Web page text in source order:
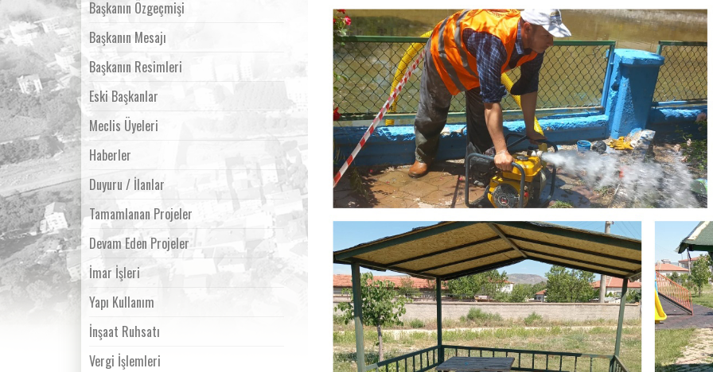
Başkanın Özgeçmişi
Başkanın Mesajı
Başkanın Resimleri
Eski Başkanlar
Meclis Üyeleri
Haberler
Duyuru / İlanlar
Tamamlanan Projeler
Devam Eden Projeler
İmar İşleri
Yapı Kullanım
İnşaat Ruhsatı
Vergi İşlemleri